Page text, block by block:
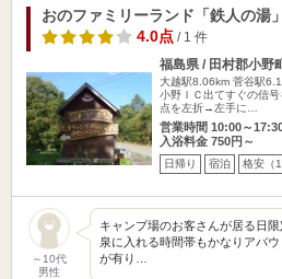
おのファミリーランド「鉄人の湯」
4.0点/ 1 件
福島県 / 田村郡小野
大越駅8.06km 菅谷駅
小野ＩＣ出てすぐの信
点を左折→左手に…
営業時間 10:00～
入浴料金 750円～
日帰り 宿泊 格安（
～10代
男性
キャンプ場のお客さんが居る日
泉に入れる時間帯もかなりアバ
が有り…